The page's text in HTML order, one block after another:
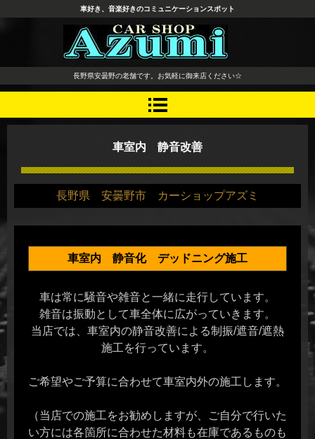
長野県 安曇野市 タイヤ ホ
イール デッドニング カーオ
ーディオ レカロシート
車好き、音楽好きのコミュニケーションスポット
長野県安曇野の老舗です。お気軽に御来店ください☆
車室内 静音改善
長野県 安曇野市 カーショップアズミ
車室内 静音化 デッドニング施工
車は常に騒音や雑音と一緒に走行しています。
雑音は振動として車全体に広がっていきます。
当店では、車室内の静音改善による制振/遮音/遮熱
施工を行っています。
ご希望やご予算に合わせて車室内外の施工します。
（当店での施工をお勧めしますが、ご自分で行いた
い方には各箇所に合わせた材料も在庫であるものも